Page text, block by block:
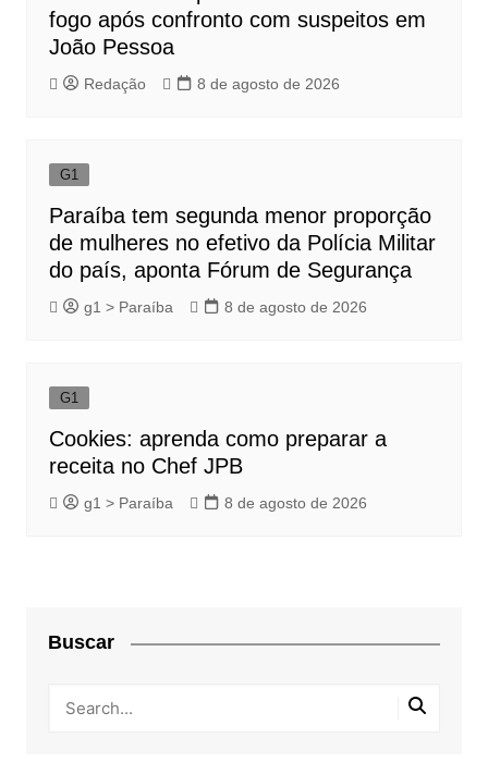
fogo após confronto com suspeitos em
João Pessoa
Redação 8 de agosto de 2026
G1
Paraíba tem segunda menor proporção
de mulheres no efetivo da Polícia Militar
do país, aponta Fórum de Segurança
g1 > Paraíba 8 de agosto de 2026
G1
Cookies: aprenda como preparar a
receita no Chef JPB
g1 > Paraíba 8 de agosto de 2026
Buscar